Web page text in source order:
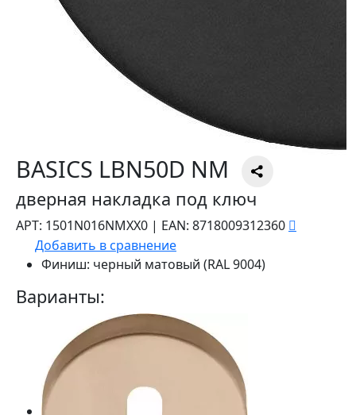
BASICS LBN50D NM
дверная накладка под ключ
АРТ: 1501N016NMXX0 | EAN: 8718009312360
Добавить в сравнение
Финиш: черный матовый (RAL 9004)
Варианты: